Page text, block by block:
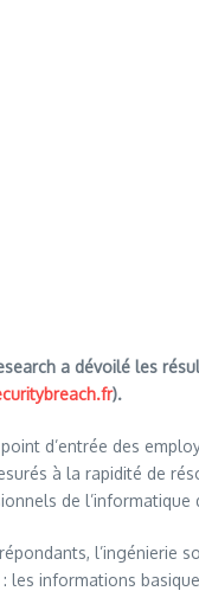
a dévoilé les
).
d’entrée des
à la rapidité de
de
l’ingénierie
les informations